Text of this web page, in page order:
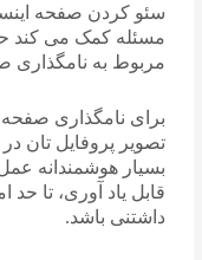
سئو کردن صفحه
مسئله کمک می کند
مربوط به نامگذاری
برای نامگذاری
تصویر پروفایل تان
بسیار هوشمندانه
قابل یاد آوری، تا
داشتنی باشد.